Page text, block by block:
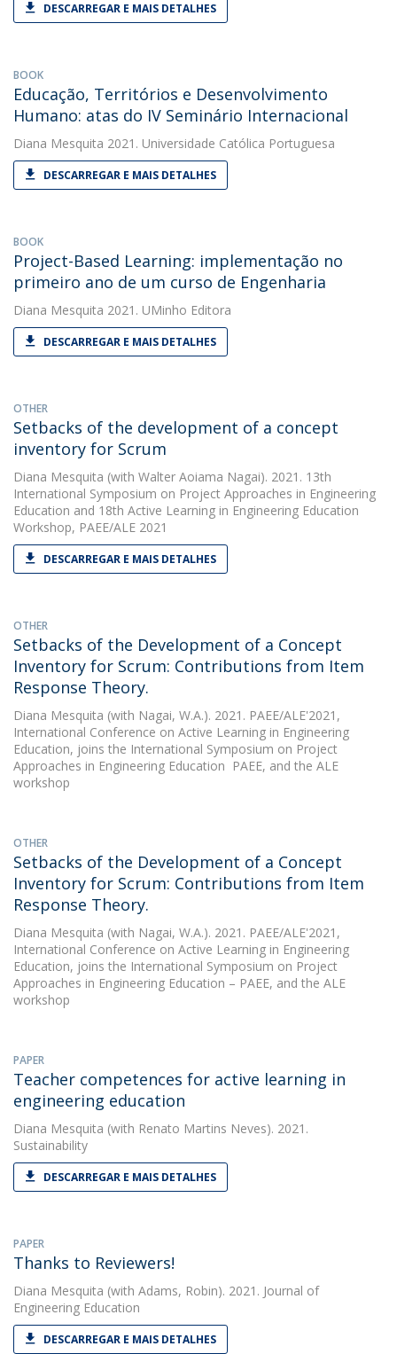
DESCARREGAR E MAIS DETALHES
BOOK
Educação, Territórios e Desenvolvimento
Humano: atas do IV Seminário Internacional
Diana Mesquita 2021. Universidade Católica Portuguesa
DESCARREGAR E MAIS DETALHES
BOOK
Project-Based Learning: implementação no
primeiro ano de um curso de Engenharia
Diana Mesquita 2021. UMinho Editora
DESCARREGAR E MAIS DETALHES
OTHER
Setbacks of the development of a concept
inventory for Scrum
Diana Mesquita (with Walter Aoiama Nagai). 2021. 13th
International Symposium on Project Approaches in Engineering
Education and 18th Active Learning in Engineering Education
Workshop, PAEE/ALE 2021
DESCARREGAR E MAIS DETALHES
OTHER
Setbacks of the Development of a Concept
Inventory for Scrum: Contributions from Item
Response Theory.
Diana Mesquita (with Nagai, W.A.). 2021. PAEE/ALE'2021,
International Conference on Active Learning in Engineering
Education, joins the International Symposium on Project
Approaches in Engineering Education  PAEE, and the ALE
workshop
OTHER
Setbacks of the Development of a Concept
Inventory for Scrum: Contributions from Item
Response Theory.
Diana Mesquita (with Nagai, W.A.). 2021. PAEE/ALE'2021,
International Conference on Active Learning in Engineering
Education, joins the International Symposium on Project
Approaches in Engineering Education – PAEE, and the ALE
workshop
PAPER
Teacher competences for active learning in
engineering education
Diana Mesquita (with Renato Martins Neves). 2021.
Sustainability
DESCARREGAR E MAIS DETALHES
PAPER
Thanks to Reviewers!
Diana Mesquita (with Adams, Robin). 2021. Journal of
Engineering Education
DESCARREGAR E MAIS DETALHES